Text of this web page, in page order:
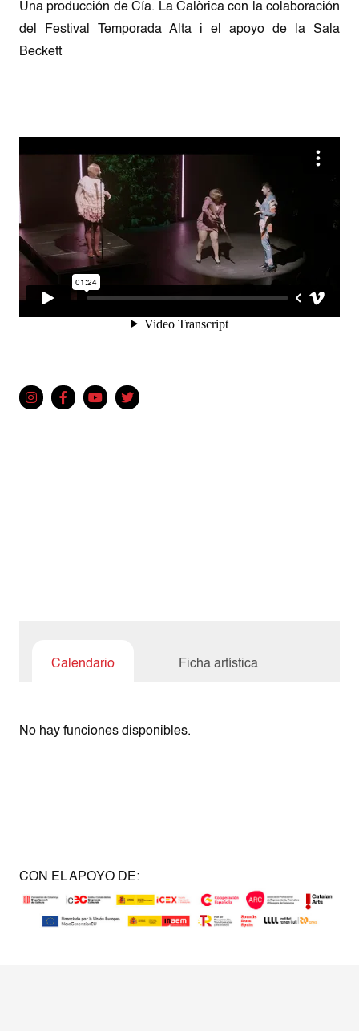
Una producción de Cía. La Calòrica con la colaboración
del Festival Temporada Alta i el apoyo de la Sala
Beckett
Calendario Ficha artística
No hay funciones disponibles.
CON EL APOYO DE: